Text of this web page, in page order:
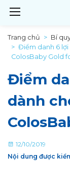
Trang chủ Bí
Điểm danh 6 lợi
ColosBaby Gold
Điểm
dành
12/10/2019
Nội dung được